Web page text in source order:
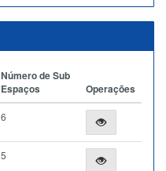
Número de Sub
Espaços
Operações
6
5